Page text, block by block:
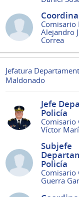
Comisario
Alejandro
Correa
Jefatura
Maldonado
Jefe
Policía
Comisario
Víctor
Subjefe
Policía
Comisario
Guerra